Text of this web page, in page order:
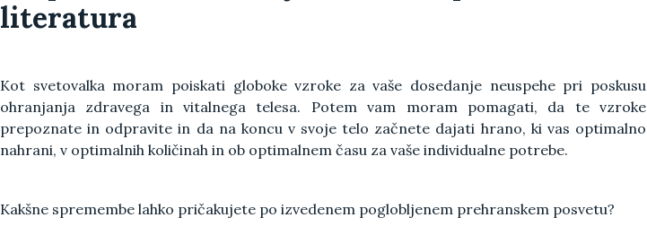
literatura
Kot svetovalka moram poiskati globoke vzroke za vaše dosedanje neuspehe pri poskusu
ohranjanja zdravega in vitalnega telesa. Potem vam moram pomagati, da te vzroke
prepoznate in odpravite in da na koncu v svoje telo začnete dajati hrano, ki vas optimalno
nahrani, v optimalnih količinah in ob optimalnem času za vaše individualne potrebe.
Kakšne spremembe lahko pričakujete po izvedenem poglobljenem prehranskem posvetu?